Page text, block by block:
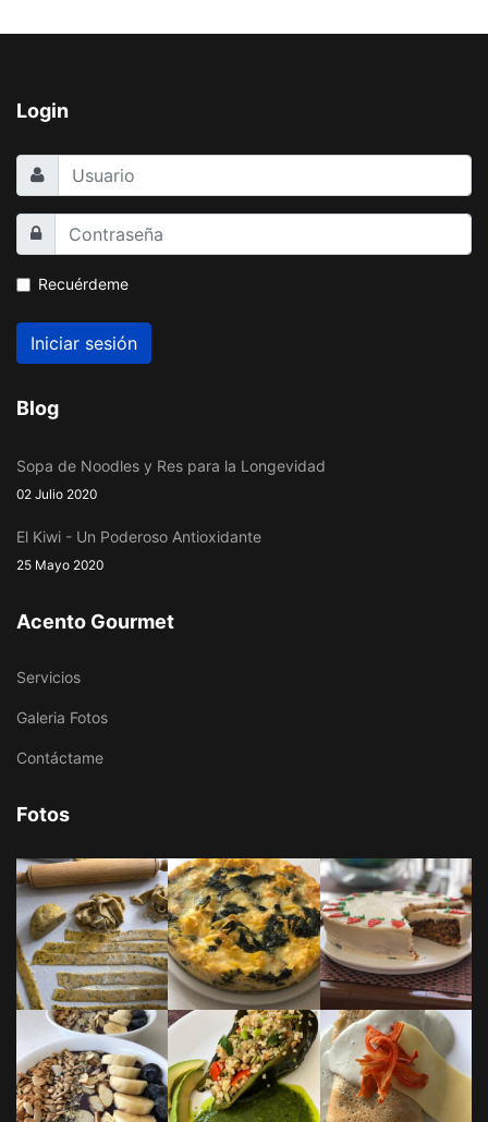
Login
Recuérdeme
Iniciar sesión
Blog
Sopa de Noodles y Res para la Longevidad
02 Julio 2020
El Kiwi - Un Poderoso Antioxidante
25 Mayo 2020
Acento Gourmet
Servicios
Galeria Fotos
Contáctame
Fotos